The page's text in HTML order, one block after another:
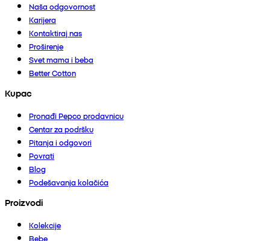
Naša odgovornost
Karijera
Kontaktiraj nas
Proširenje
Svet mama i beba
Better Cotton
Kupac
Pronađi Pepco prodavnicu
Centar za podršku
Pitanja i odgovori
Povrati
Blog
Podešavanja kolačića
Proizvodi
Kolekcije
Bebe